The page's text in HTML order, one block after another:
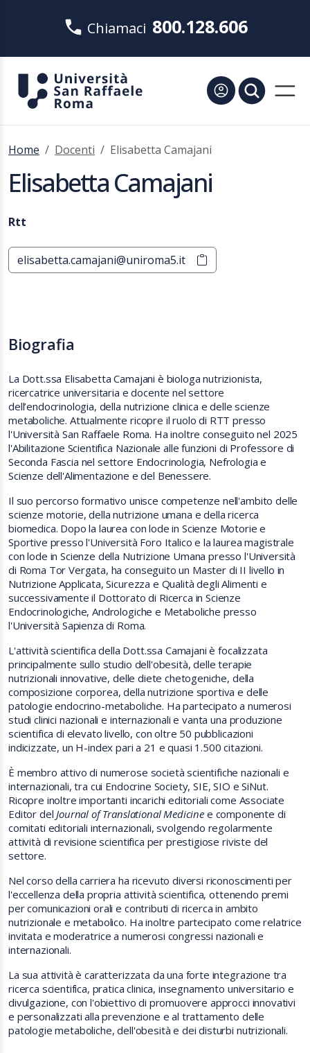
Chiamaci 800.128.606
Home Docenti Elisabetta Camajani
Elisabetta Camajani
Rtt
elisabetta.camajani@uniroma5.it
Biografia
La Dott.ssa Elisabetta Camajani è biologa nutrizionista,
ricercatrice universitaria e docente nel settore
dell’endocrinologia, della nutrizione clinica e delle scienze
metaboliche. Attualmente ricopre il ruolo di RTT presso
l'Università San Raffaele Roma. Ha inoltre conseguito nel 2025
l'Abilitazione Scientifica Nazionale alle funzioni di Professore di
Seconda Fascia nel settore Endocrinologia, Nefrologia e
Scienze dell'Alimentazione e del Benessere.
Il suo percorso formativo unisce competenze nell'ambito delle
scienze motorie, della nutrizione umana e della ricerca
biomedica. Dopo la laurea con lode in Scienze Motorie e
Sportive presso l'Università Foro Italico e la laurea magistrale
con lode in Scienze della Nutrizione Umana presso l'Università
di Roma Tor Vergata, ha conseguito un Master di II livello in
Nutrizione Applicata, Sicurezza e Qualità degli Alimenti e
successivamente il Dottorato di Ricerca in Scienze
Endocrinologiche, Andrologiche e Metaboliche presso
l'Università Sapienza di Roma.
L'attività scientifica della Dott.ssa Camajani è focalizzata
principalmente sullo studio dell'obesità, delle terapie
nutrizionali innovative, delle diete chetogeniche, della
composizione corporea, della nutrizione sportiva e delle
patologie endocrino-metaboliche. Ha partecipato a numerosi
studi clinici nazionali e internazionali e vanta una produzione
scientifica di elevato livello, con oltre 50 pubblicazioni
indicizzate, un H-index pari a 21 e quasi 1.500 citazioni.
È membro attivo di numerose società scientifiche nazionali e
internazionali, tra cui Endocrine Society, SIE, SIO e SiNut.
Ricopre inoltre importanti incarichi editoriali come Associate
Editor delJournal of Translational Medicinee componente di
comitati editoriali internazionali, svolgendo regolarmente
attività di revisione scientifica per prestigiose riviste del
settore.
Nel corso della carriera ha ricevuto diversi riconoscimenti per
l'eccellenza della propria attività scientifica, ottenendo premi
per comunicazioni orali e contributi di ricerca in ambito
nutrizionale e metabolico. Ha inoltre partecipato come relatrice
invitata e moderatrice a numerosi congressi nazionali e
internazionali.
La sua attività è caratterizzata da una forte integrazione tra
ricerca scientifica, pratica clinica, insegnamento universitario e
divulgazione, con l'obiettivo di promuovere approcci innovativi
e personalizzati alla prevenzione e al trattamento delle
patologie metaboliche, dell'obesità e dei disturbi nutrizionali.